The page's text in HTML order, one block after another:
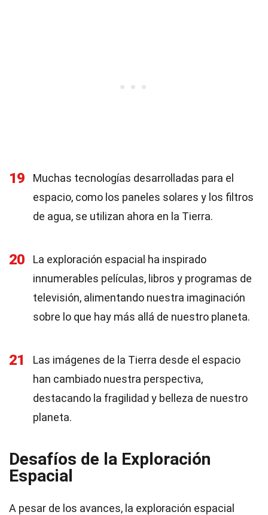
19
Muchas tecnologías desarrolladas para el
espacio, como los paneles solares y los filtros
de agua, se utilizan ahora en la Tierra.
20
La exploración espacial ha inspirado
innumerables películas, libros y programas de
televisión, alimentando nuestra imaginación
sobre lo que hay más allá de nuestro planeta.
21
Las imágenes de la Tierra desde el espacio
han cambiado nuestra perspectiva,
destacando la fragilidad y belleza de nuestro
planeta.
Desafíos de la Exploración
Espacial
A pesar de los avances, la exploración espacial